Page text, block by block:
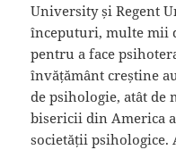
University și Regent
începuturi, multe mii
pentru a face
învățământ creștine
de psihologie, atât de
bisericii din America
societății psihologice.